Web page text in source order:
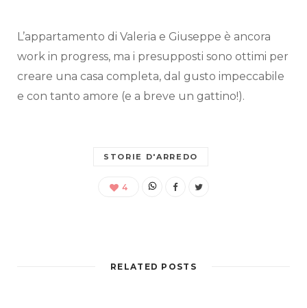
L’appartamento di Valeria e Giuseppe è ancora
work in progress, ma i presupposti sono ottimi per
creare una casa completa, dal gusto impeccabile
e con tanto amore (e a breve un gattino!).
STORIE D'ARREDO
4
RELATED POSTS